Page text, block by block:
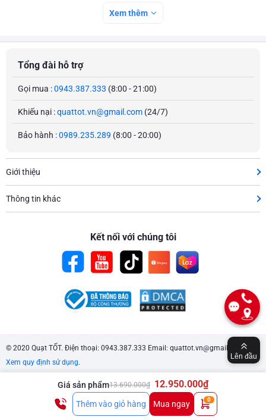
Xem thêm
Giá sản phẩm13.690.000₫ 12.950.000₫
Thêm vào giỏ hàng Mua ngay 0
Tổng đài hỗ trợ
Gọi mua :0943.387.333 (8:00 - 21:00)
Khiếu nại :quattot.vn@gmail.com (24/7)
Bảo hành :0989.235.289 (8:00 - 20:00)
Giới thiệu
Thông tin khác
Kết nối với chúng tôi
© 2020 Quạt TỐT. Điện thoại: 0943.387.333 Email: quattot.vn@gmail.com.
Xem quy định sử dụng.
Lên đầu